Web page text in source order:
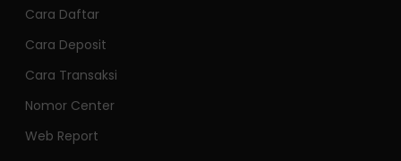
Cara Daftar
Cara Deposit
Cara Transaksi
Nomor Center
Web Report